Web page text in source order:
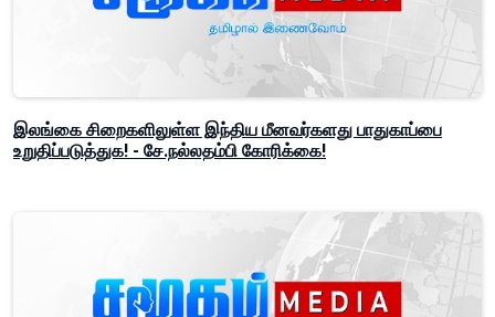
இலங்கை சிறைகளிலுள்ள இந்திய மீனவர்களது பாதுகாப்பை
உறுதிப்படுத்துக! - சே.நல்லதம்பி கோரிக்கை!